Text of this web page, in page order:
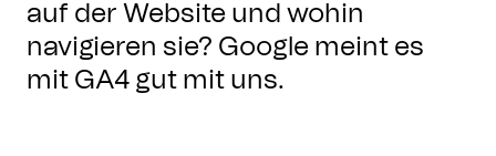
auf der Website und wohin
navigieren sie? Google meint es
mit GA4 gut mit uns.